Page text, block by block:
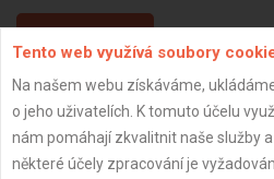
ZPĚT
Aktualizováno z portálu ARES
Tento web využívá soubory
Na našem webu získáváme,
o jeho uživatelích. K tomuto účelu
nám pomáhají zkvalitnit naše služby
některé účely zpracování je